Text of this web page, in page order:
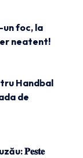
foc, la
neatent!
Handbal
de
𝐏𝐞𝐬𝐭𝐞